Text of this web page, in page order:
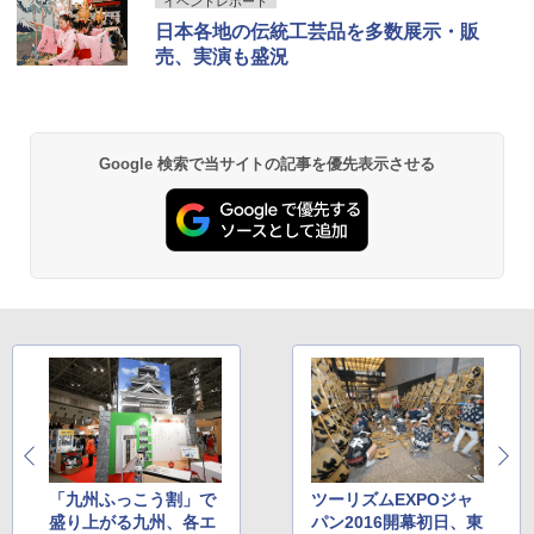
日本各地の伝統工芸品を多数展示・販
売、実演も盛況
Google 検索で当サイトの記事を優先表示させる
「九州ふっこう割」で
盛り上がる九州、各エ
ツーリズムEXPOジャ
パン2016開幕初日、東